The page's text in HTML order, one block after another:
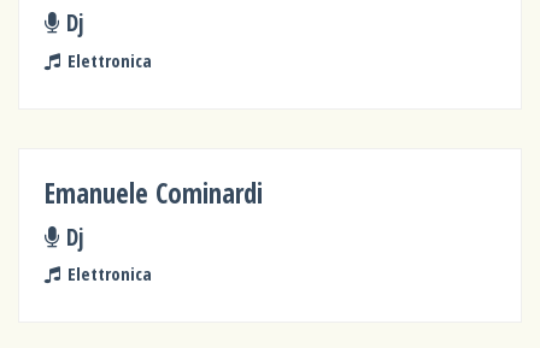
Dj
Elettronica
Emanuele Cominardi
Dj
Elettronica